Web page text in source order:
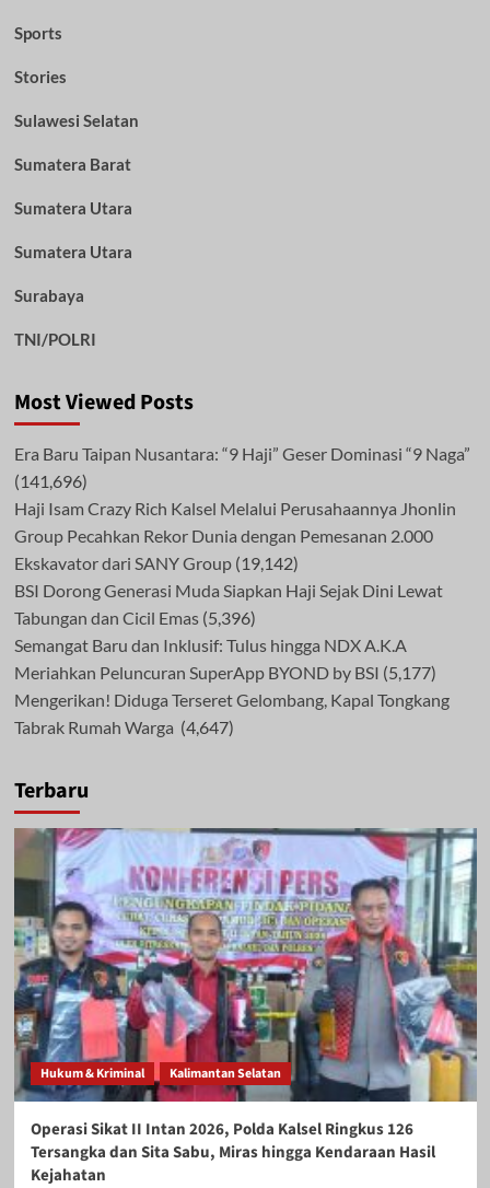
Sports
Stories
Sulawesi Selatan
Sumatera Barat
Sumatera Utara
Sumatera Utara
Surabaya
TNI/POLRI
Most Viewed Posts
Era Baru Taipan Nusantara: “9 Haji” Geser Dominasi “9 Naga”
(141,696)
Haji Isam Crazy Rich Kalsel Melalui Perusahaannya Jhonlin
Group Pecahkan Rekor Dunia dengan Pemesanan 2.000
Ekskavator dari SANY Group (19,142)
BSI Dorong Generasi Muda Siapkan Haji Sejak Dini Lewat
Tabungan dan Cicil Emas (5,396)
Semangat Baru dan Inklusif: Tulus hingga NDX A.K.A
Meriahkan Peluncuran SuperApp BYOND by BSI (5,177)
Mengerikan! Diduga Terseret Gelombang, Kapal Tongkang
Tabrak Rumah Warga (4,647)
Terbaru
Hukum & Kriminal Kalimantan Selatan
Operasi Sikat II Intan 2026, Polda Kalsel Ringkus 126
Tersangka dan Sita Sabu, Miras hingga Kendaraan Hasil
Kejahatan